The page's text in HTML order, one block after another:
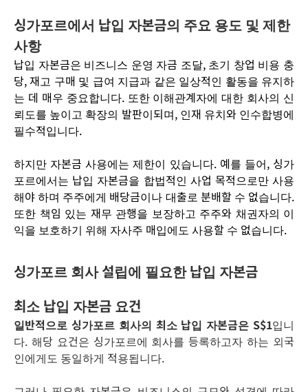
싱가포르에서 납입 자본금의 주요 용도 및 제한
사항
납입 자본금은 비즈니스 운영 자금 조달, 초기 창업 비용 충
당, 재고 구매 및 급여 지급과 같은 일상적인 활동을 유지하
는 데 매우 중요합니다. 또한 이해관계자에 대한 회사의 신
뢰도를 높이고 확장의 발판이되며, 인재 유치와 인수합병에
필수적입니다.
하지만 자본금 사용에는 제한이 있습니다. 예를 들어, 싱가
포르에서는 납입 자본금을 합법적인 사업 목적으로만 사용
해야 하며 주주에게 배당금이나 대출로 분배할 수 없습니다.
또한 책임 있는 재무 관행을 보장하고 주주와 채권자의 이
익을 보호하기 위해 자사주 매입에도 사용할 수 없습니다.
싱가포르 회사 설립에 필요한 납입 자본금
최소 납입 자본금 요건
일반적으로 싱가포르 회사의 최소 납입 자본금은 S$1입니
다. 해당 요건은 싱가포르에 회사를 등록하고자 하는 외국
인에게도 동일하게 적용됩니다.